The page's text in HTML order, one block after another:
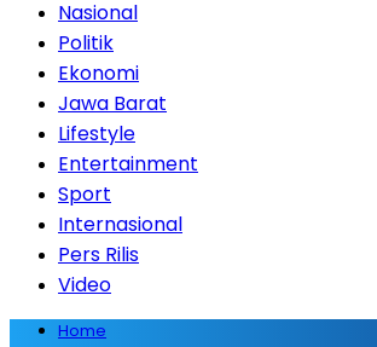
Nasional
Politik
Ekonomi
Jawa Barat
Lifestyle
Entertainment
Sport
Internasional
Pers Rilis
Video
Home